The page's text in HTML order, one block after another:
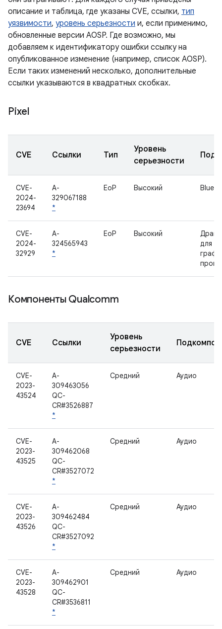
описание и таблица, где указаны CVE, ссылки, тип
уязвимости, уровень серьезности и, если применимо,
обновленные версии AOSP. Где возможно, мы
добавляем к идентификатору ошибки ссылку на
опубликованное изменение (например, список AOSP).
Если таких изменений несколько, дополнительные
ссылки указываются в квадратных скобках.
Pixel
CVE Ссылки Тип
Уровень
серьезности
CVE-
2024-
23694
A-
329067188
*
EoP Высокий
CVE-
2024-
32929
A-
324565943
*
EoP Высокий
для
Компоненты Qualcomm
CVE Ссылки
Уровень
серьезности
CVE-
2023-
43524
A-
309463056
QC-
CR#3526887
*
Средний Аудио
CVE-
2023-
43525
A-
309462068
QC-
CR#3527072
*
Средний Аудио
CVE-
2023-
43526
A-
309462484
QC-
CR#3527092
*
Средний Аудио
CVE-
2023-
43528
A-
309462901
QC-
CR#3536811
*
Средний Аудио